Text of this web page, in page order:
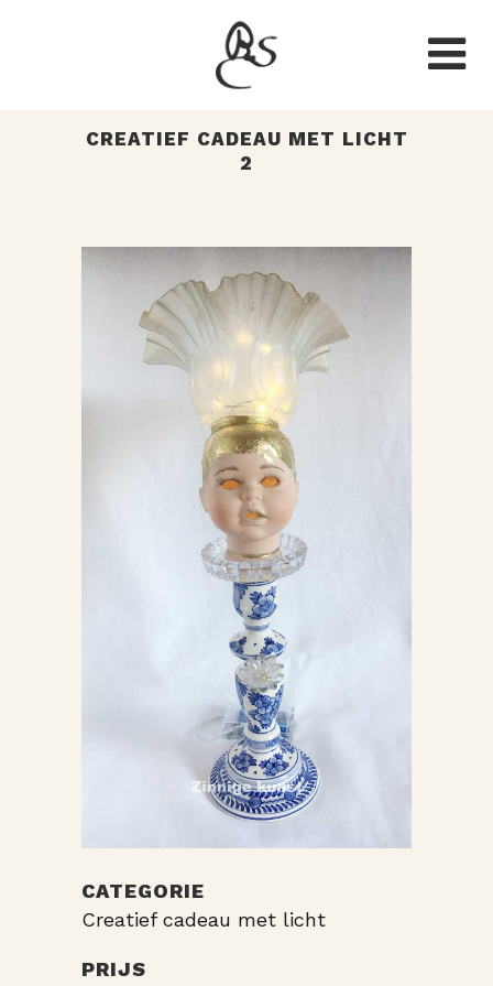
CREATIEF CADEAU MET LICHT
2
CATEGORIE
Creatief cadeau met licht
PRIJS